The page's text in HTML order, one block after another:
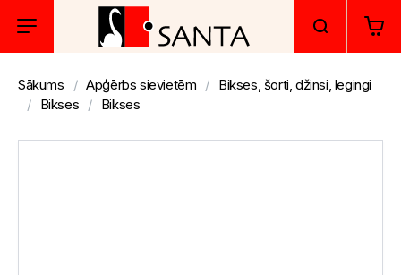
Sākums Apģērbs sievietēm
Bikses, šorti, džinsi, legingi
Bikses
Bikses